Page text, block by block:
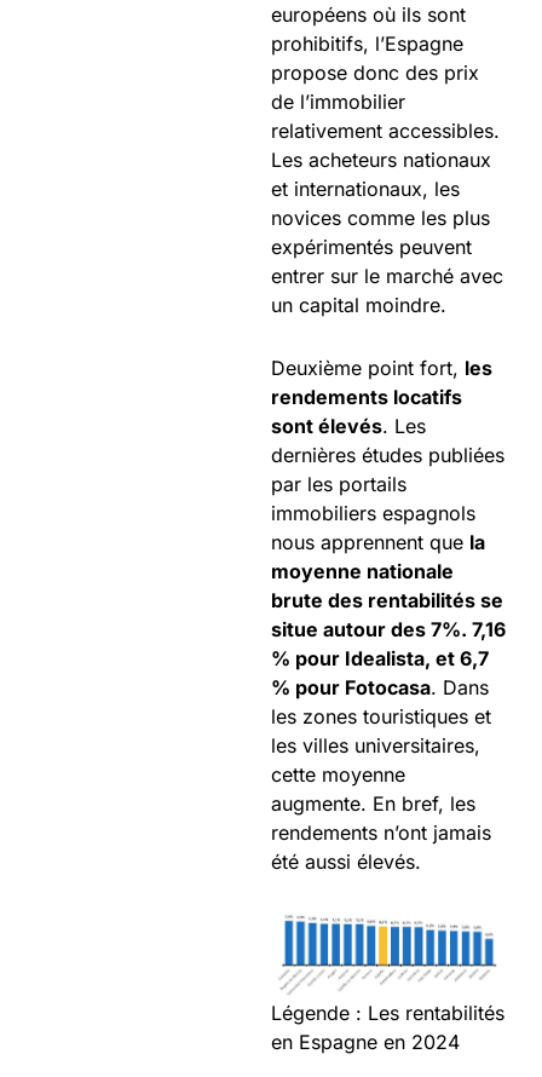
européens où ils sont
prohibitifs, l’Espagne
propose donc des prix
de l’immobilier
relativement accessibles.
Les acheteurs nationaux
et internationaux, les
novices comme les plus
expérimentés peuvent
entrer sur le marché avec
un capital moindre.
Deuxième point fort, les
rendements locatifs
sont élevés. Les
dernières études publiées
par les portails
immobiliers espagnols
nous apprennent que la
moyenne nationale
brute des rentabilités se
situe autour des 7%. 7,16
% pour Idealista, et 6,7
% pour Fotocasa. Dans
les zones touristiques et
les villes universitaires,
cette moyenne
augmente. En bref, les
rendements n’ont jamais
été aussi élevés.
Légende : Les rentabilités
en Espagne en 2024